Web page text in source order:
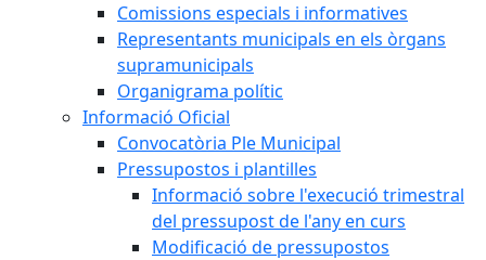
Comissions especials i informatives
Representants municipals en els òrgans
supramunicipals
Organigrama polític
Informació Oficial
Convocatòria Ple Municipal
Pressupostos i plantilles
Informació sobre l'execució trimestral
del pressupost de l'any en curs
Modificació de pressupostos